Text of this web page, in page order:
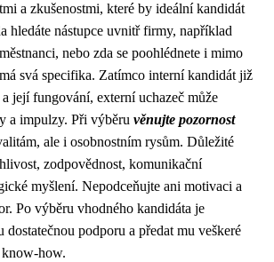
a zkušenostmi, které by ideální kandidát
hledáte nástupce uvnitř firmy, například
nebo zda se poohlédnete i mimo
svá specifika. Zatímco interní kandidát již
její fungování, externí uchazeč může
a impulzy. Při výběru věnujte pozornost
ale i osobnostním rysům. Důležité
zodpovědnost, komunikační
myšlení. Nepodceňujte ani motivaci a
Po výběru vhodného kandidáta je
dostatečnou podporu a předat mu veškeré
know-how.